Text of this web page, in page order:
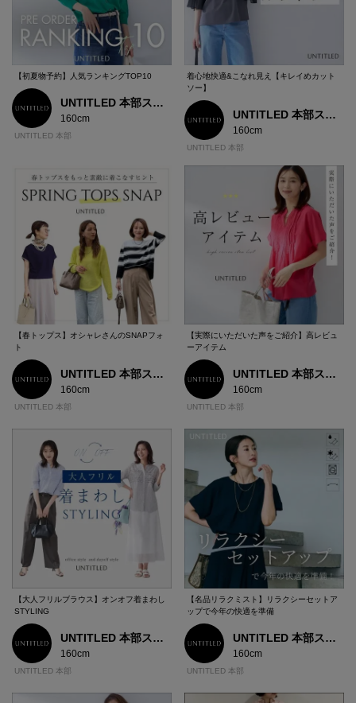
【初夏物予約】人気ランキングTOP10
UNTITLED 本部スタッフ
160cm
UNTITLED 本部
着心地快適&こなれ見え【キレイめカット
ソー】
UNTITLED 本部スタッフ
160cm
UNTITLED 本部
【春トップス】オシャレさんのSNAPフォ
ト
UNTITLED 本部スタッフ
160cm
UNTITLED 本部
【実際にいただいた声をご紹介】高レビュ
ーアイテム
UNTITLED 本部スタッフ
160cm
UNTITLED 本部
【大人フリルブラウス】オンオフ着まわし
STYLING
UNTITLED 本部スタッフ
160cm
UNTITLED 本部
【名品リラクミスト】リラクシーセットア
ップで今年の快適を準備
UNTITLED 本部スタッフ
160cm
UNTITLED 本部